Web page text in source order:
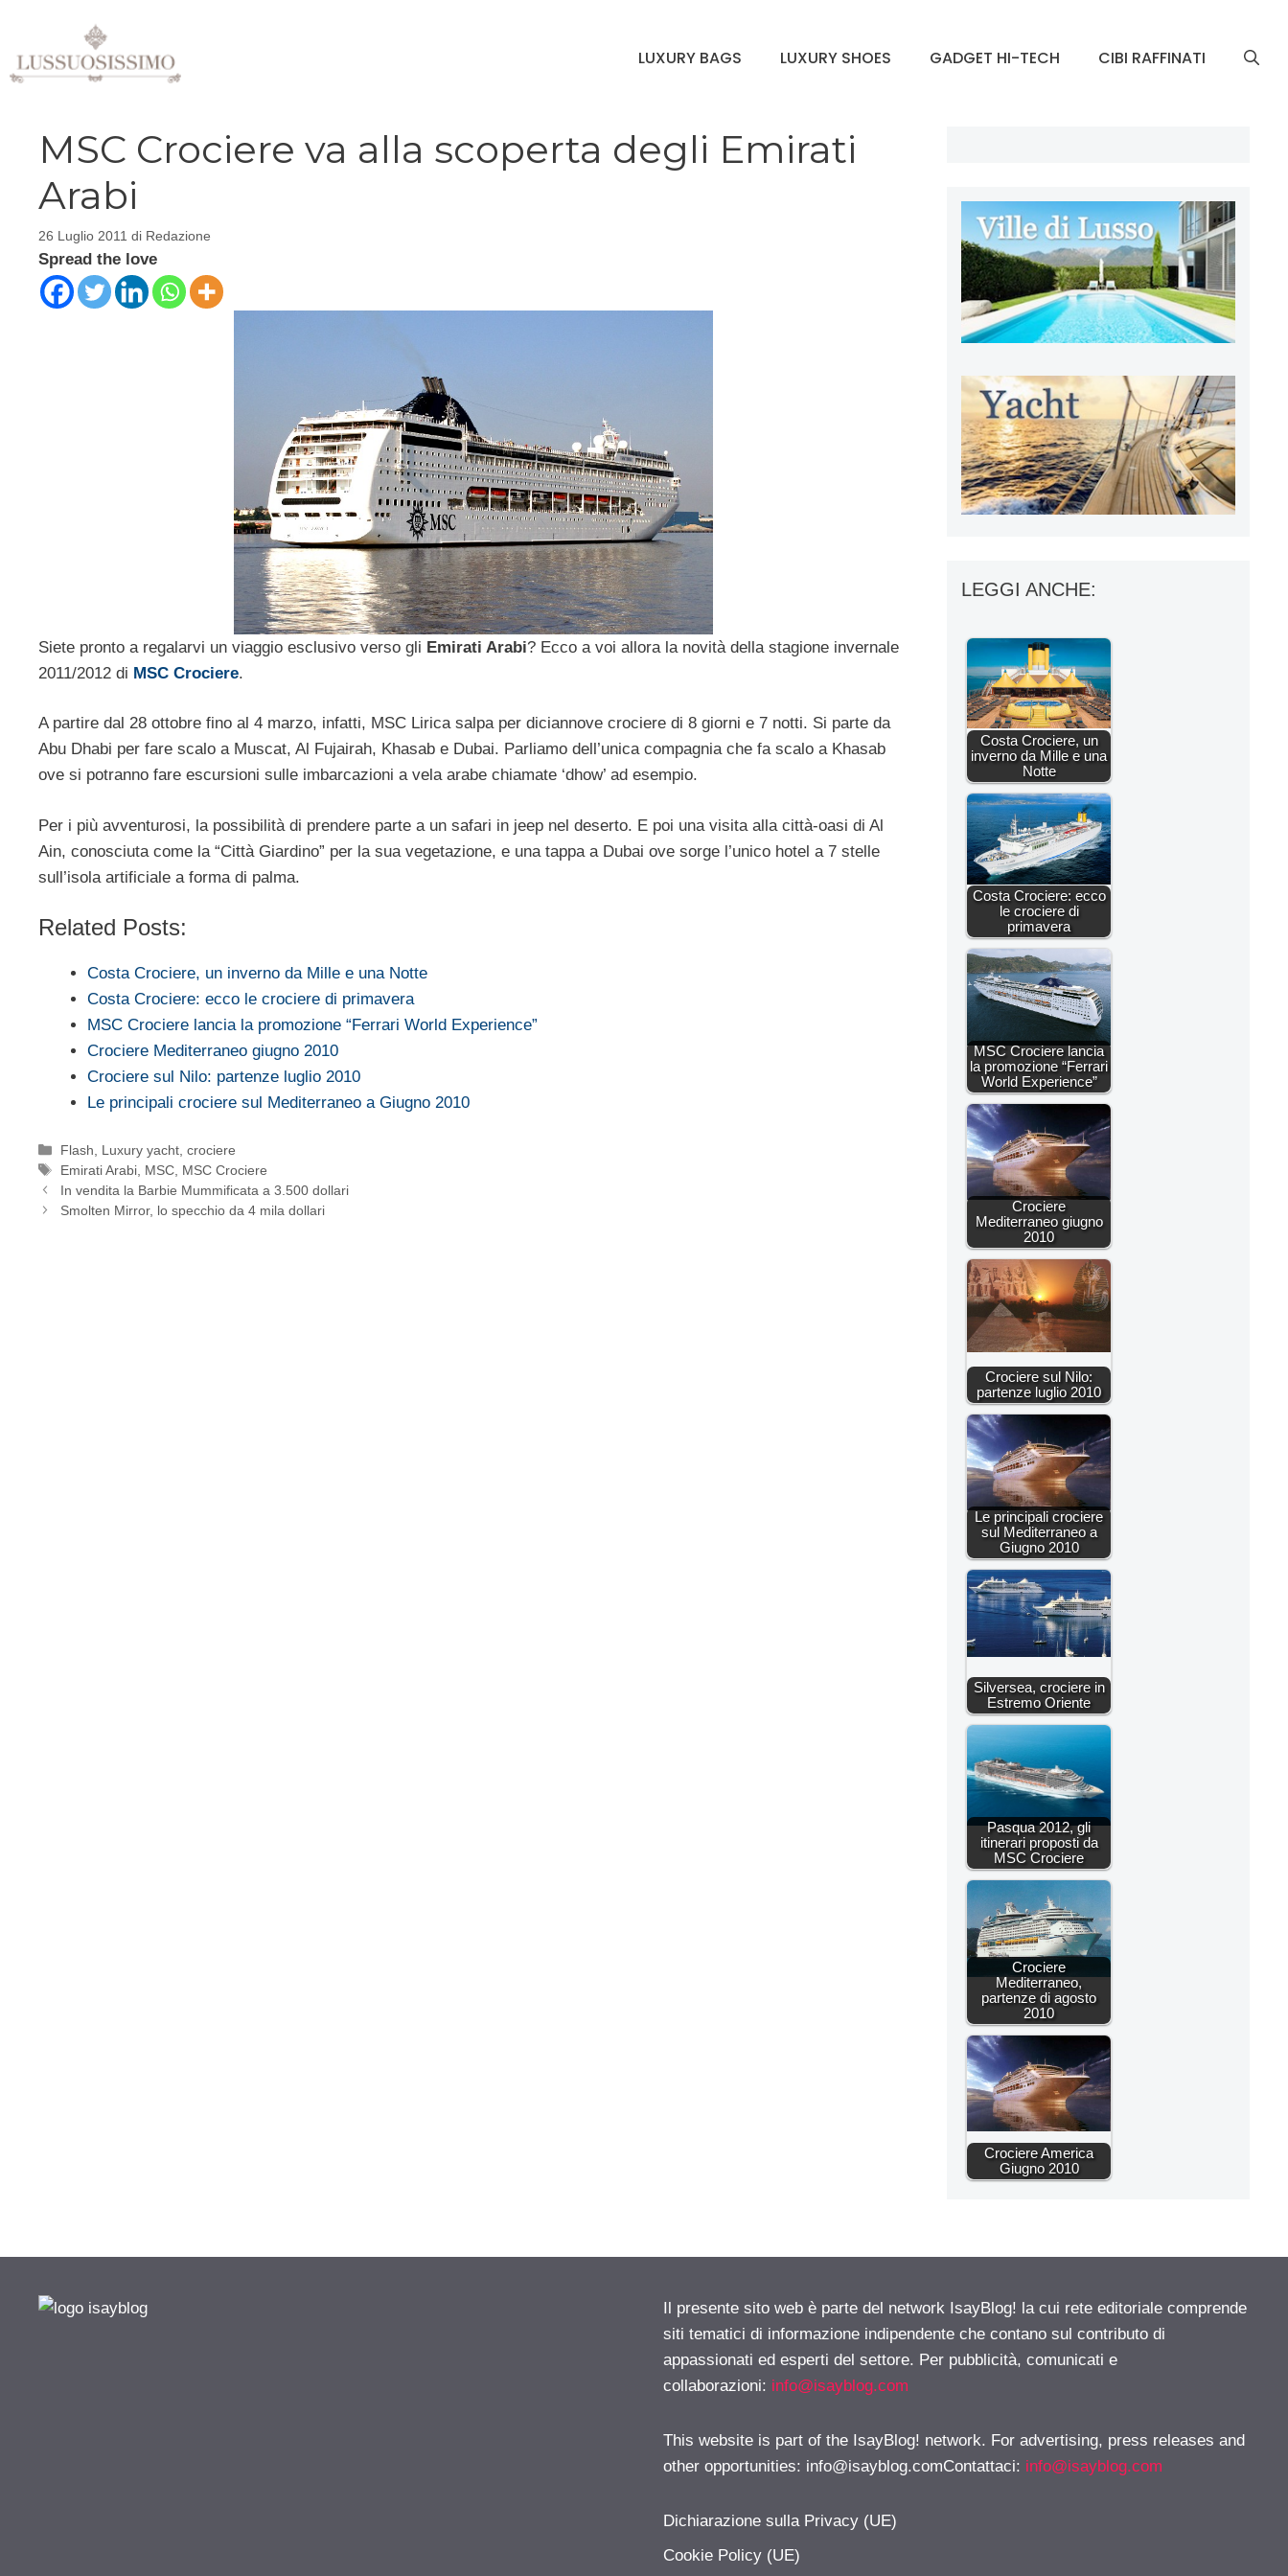
contenuto
LUXURY BAGS LUXURY SHOES GADGET HI-TECH CIBI RAFFINATI
MSC Crociere va alla scoperta degli Emirati
Arabi
26 Luglio 2011 di Redazione
Spread the love
Siete pronto a regalarvi un viaggio esclusivo verso gli Emirati Arabi? Ecco a voi allora la novità della stagione invernale
2011/2012 di MSC Crociere.
A partire dal 28 ottobre fino al 4 marzo, infatti, MSC Lirica salpa per diciannove crociere di 8 giorni e 7 notti. Si parte da
Abu Dhabi per fare scalo a Muscat, Al Fujairah, Khasab e Dubai. Parliamo dell’unica compagnia che fa scalo a Khasab
ove si potranno fare escursioni sulle imbarcazioni a vela arabe chiamate ‘dhow’ ad esempio.
Per i più avventurosi, la possibilità di prendere parte a un safari in jeep nel deserto. E poi una visita alla città-oasi di Al
Ain, conosciuta come la “Città Giardino” per la sua vegetazione, e una tappa a Dubai ove sorge l’unico hotel a 7 stelle
sull’isola artificiale a forma di palma.
Related Posts:
Costa Crociere, un inverno da Mille e una Notte
Costa Crociere: ecco le crociere di primavera
MSC Crociere lancia la promozione “Ferrari World Experience”
Crociere Mediterraneo giugno 2010
Crociere sul Nilo: partenze luglio 2010
Le principali crociere sul Mediterraneo a Giugno 2010
Categorie
Flash
Luxury yacht, crociere
Tag
Emirati Arabi MSC MSC Crociere
In vendita la Barbie Mummificata a 3.500 dollari
Smolten Mirror, lo specchio da 4 mila dollari
LEGGI ANCHE:
Costa Crociere, un
inverno da Mille e una
Notte
Costa Crociere: ecco
le crociere di
primavera
MSC Crociere lancia
la promozione “Ferrari
World Experience”
Crociere
Mediterraneo giugno
2010
Crociere sul Nilo:
partenze luglio 2010
Le principali crociere
sul Mediterraneo a
Giugno 2010
Silversea, crociere in
Estremo Oriente
Pasqua 2012, gli
itinerari proposti da
MSC Crociere
Crociere
Mediterraneo,
partenze di agosto
2010
Crociere America
Giugno 2010
Il presente sito web è parte del network IsayBlog! la cui rete editoriale comprende
siti tematici di informazione indipendente che contano sul contributo di
appassionati ed esperti del settore. Per pubblicità, comunicati e
collaborazioni: info@isayblog.com
This website is part of the IsayBlog! network. For advertising, press releases and
other opportunities: info@isayblog.comContattaci: info@isayblog.com
Dichiarazione sulla Privacy (UE)
Cookie Policy (UE)